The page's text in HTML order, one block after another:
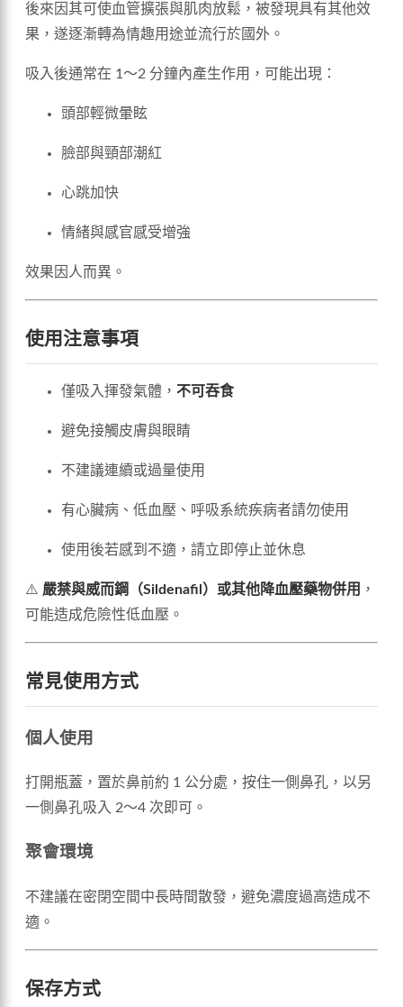
後來因其可使血管擴張與肌肉放鬆，被發現具有其他效
果，遂逐漸轉為情趣用途並流行於國外。
吸入後通常在 1～2 分鐘內產生作用，可能出現：
頭部輕微暈眩
臉部與頸部潮紅
心跳加快
情緒與感官感受增強
效果因人而異。
使用注意事項
僅吸入揮發氣體， 不可吞食
避免接觸皮膚與眼睛
不建議連續或過量使用
有心臟病、低血壓、呼吸系統疾病者請勿使用
使用後若感到不適，請立即停止並休息
⚠️ 嚴禁與威而鋼（Sildenafil）或其他降血壓藥物併用 ，
可能造成危險性低血壓。
常見使用方式
個人使用
打開瓶蓋，置於鼻前約 1 公分處，按住一側鼻孔，以另
一側鼻孔吸入 2～4 次即可。
聚會環境
不建議在密閉空間中長時間散發，避免濃度過高造成不
適。
保存方式